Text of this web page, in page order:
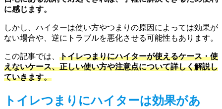
に感じます。
しかし、ハイターは使い方やつまりの原因によっては効果が
ない場合や、逆にトラブルを悪化させる可能性もあります。
この記事では、 トイレつまりにハイターが使えるケース・使
えないケース、正しい使い方や注意点について詳しく解説し
ていきます。
トイレつまりにハイターは効果があ